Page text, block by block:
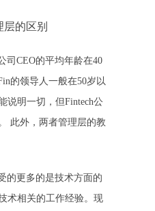
层的区别
司CEO的平均年龄在40
的领导人一般在50岁以
说明一切，但Fintech公
此外，两者管理层的教
的更多的是技术方面的
术相关的工作经验。现